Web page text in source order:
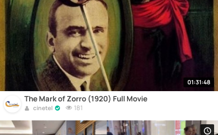
01:31:48
The Mark of Zorro (1920) Full Movie
cinetel 181